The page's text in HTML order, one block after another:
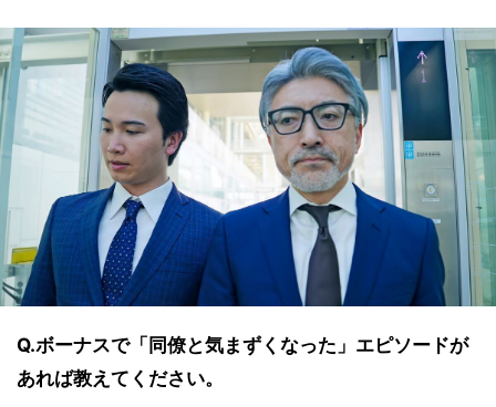
Q.ボーナスで「同僚と気まずくなった」エピソードが
あれば教えてください。